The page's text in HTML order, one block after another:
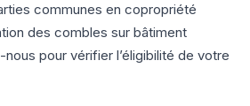
communes en copropriété
des combles sur bâtiment
pour vérifier l’éligibilité de votre